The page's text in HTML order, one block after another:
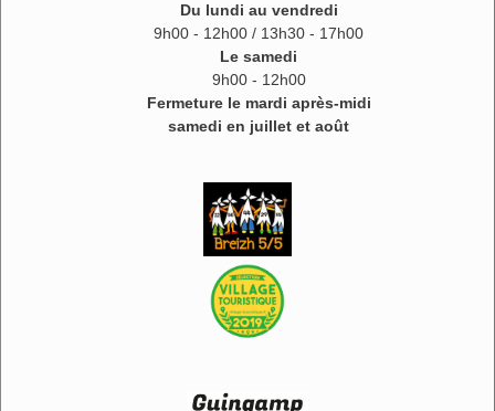
Du lundi au vendredi
9h00 - 12h00 / 13h30 - 17h00
Le samedi
9h00 - 12h00
Fermeture le mardi après-midi
samedi en juillet et août